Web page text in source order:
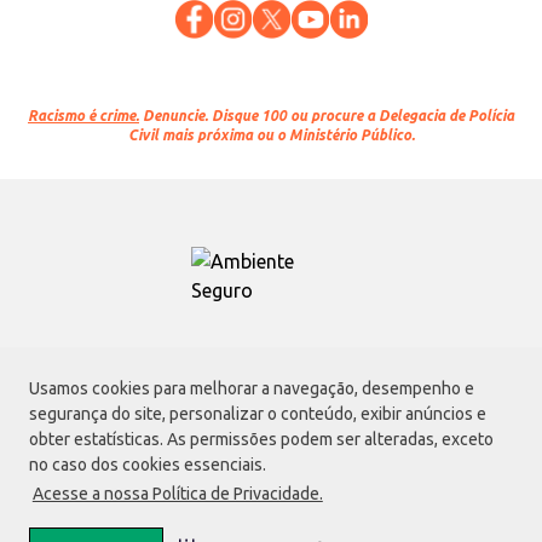
Usamos cookies para melhorar a navegação, desempenho e
segurança do site, personalizar o conteúdo, exibir anúncios e
obter estatísticas. As permissões podem ser alteradas, exceto
no caso dos cookies essenciais.
Acesse a nossa Política de Privacidade.
Racismo é crime. Denuncie. Disque 100 ou procure a Delegacia de Polícia
Civil mais próxima ou o Ministério Público.
Atacadão S.A.
Avenida Morvan Dias de Figueiredo, 6169, Vila Maria, São Paulo - SP | CEP
02170-901 | CNPJ: 75.315.333/0001-09
Envio de documentos administrativos e jurídicos:
02170-901
faleconosco@atacadao.com.br